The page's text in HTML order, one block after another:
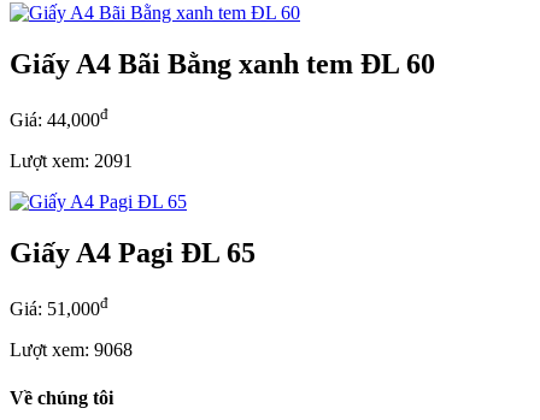
Giấy A4 Bãi Bằng xanh tem ĐL 60
Giá: 44,000đ
Lượt xem: 2091
Giấy A4 Pagi ĐL 65
Giá: 51,000đ
Lượt xem: 9068
Về chúng tôi